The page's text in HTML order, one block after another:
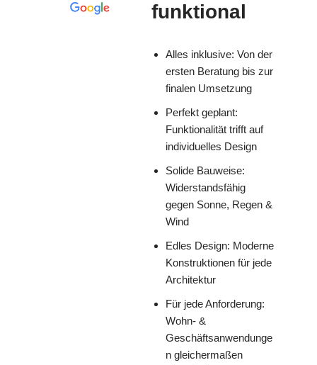
funktional
Alles inklusive: Von der
ersten Beratung bis zur
finalen Umsetzung
Perfekt geplant:
Funktionalität trifft auf
individuelles Design
Solide Bauweise:
Widerstandsfähig
gegen Sonne, Regen &
Wind
Edles Design: Moderne
Konstruktionen für jede
Architektur
Für jede Anforderung:
Wohn- &
Geschäftsanwendunge
n gleichermaßen